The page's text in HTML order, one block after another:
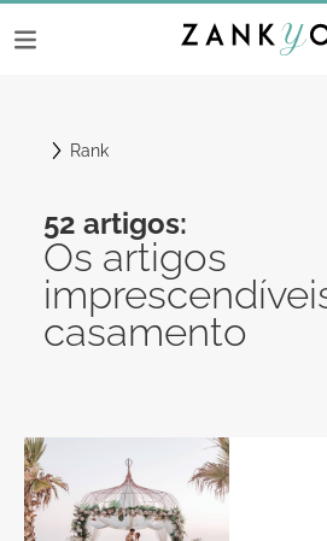
Rank
52 artigos:
Os artigos
casamento